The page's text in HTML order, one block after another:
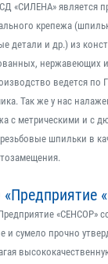
«СИЛЕНА» является
крепежа
детали и др.) из
нержавеющих
ведется по
Так же у нас
с метрическими и с
шпильки в
«СЕНСОР»
и сумело прочно